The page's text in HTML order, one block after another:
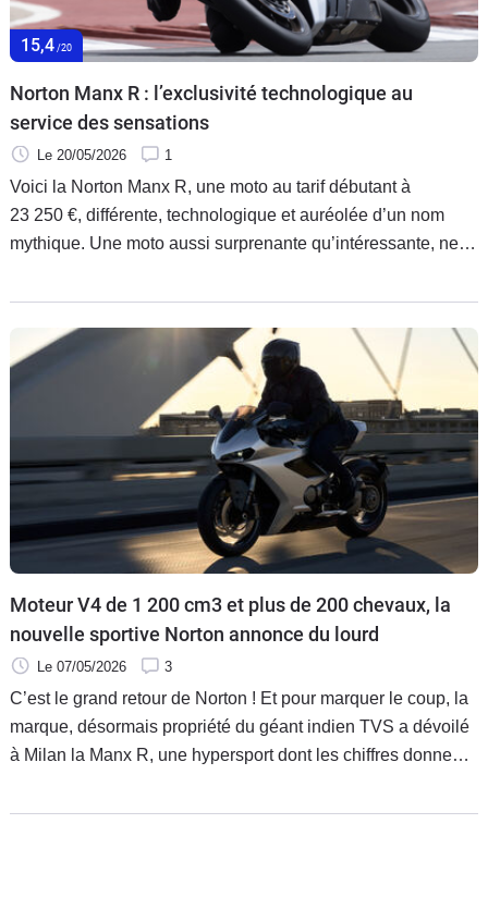
15,4 /20
Norton Manx R : l’exclusivité technologique au
service des sensations
Le 20/05/2026 1
Voici la Norton Manx R, une moto au tarif débutant à
23 250 €, différente, technologique et auréolée d’un nom
mythique. Une moto aussi surprenante qu’intéressante, ne
tout.
Moteur V4 de 1 200 cm3 et plus de 200 chevaux, la
nouvelle sportive Norton annonce du lourd
Le 07/05/2026 3
C’est le grand retour de Norton ! Et pour marquer le coup, la
marque, désormais propriété du géant indien TVS a dévoilé
à Milan la Manx R, une hypersport dont les chiffres donnent